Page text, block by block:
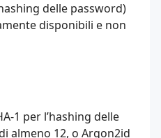
delle password)
disponibili e non
1 per l’hashing delle
almeno 12, o Argon2id